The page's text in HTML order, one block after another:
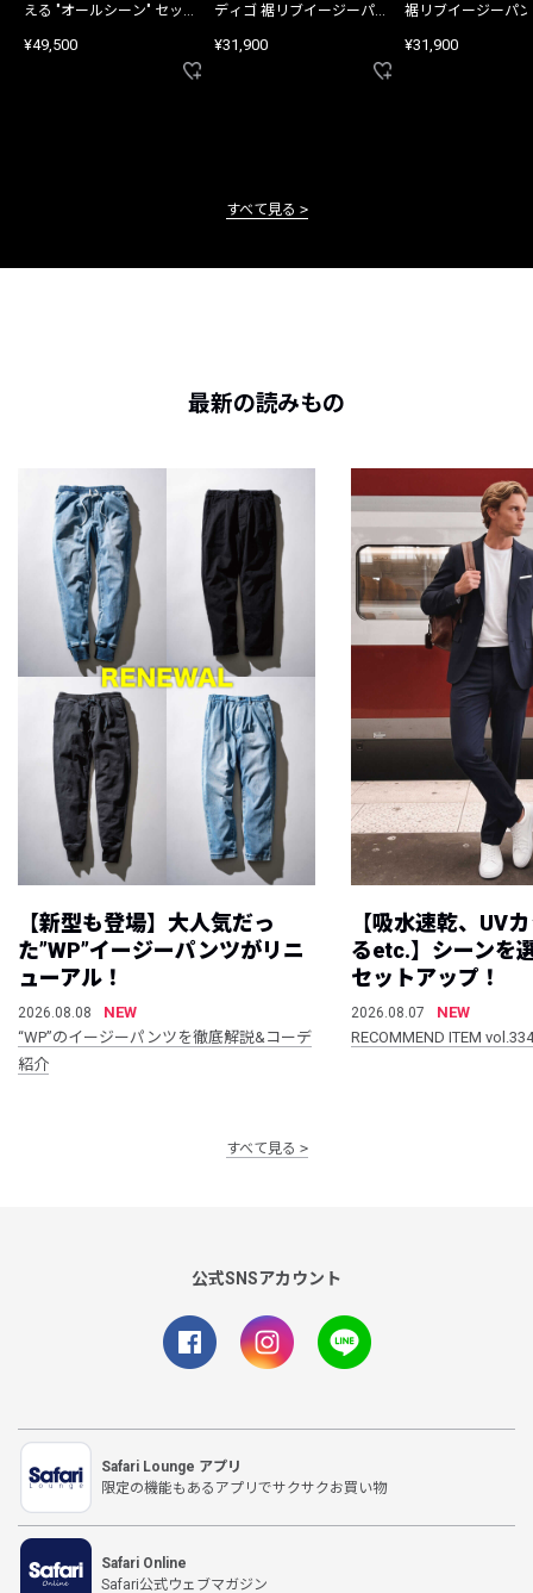
える "オールシーン" セット
¥49,500
ディゴ 裾リブイージーパン
¥31,900
裾リブイージーパ
¥31,900
すべて見る
最新の読みもの
【新型も登場】大人気だっ
た”WP”イージーパンツがリニ
ューアル！
2026.08.08
NEW
“WP”のイージーパンツを徹底解説&コーデ
紹介
【吸水速乾、UV
るetc.】シーンを
セットアップ！
2026.08.07
NEW
RECOMMEND ITEM vol.334
すべて見る
公式SNSアカウント
Safari Lounge アプリ
限定の機能もあるアプリでサクサクお買い物
Safari Online
Safari公式ウェブマガジン